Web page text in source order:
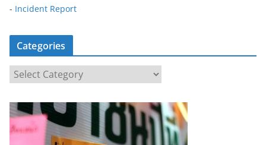
- Incident Report
Categories
a
t
e
g